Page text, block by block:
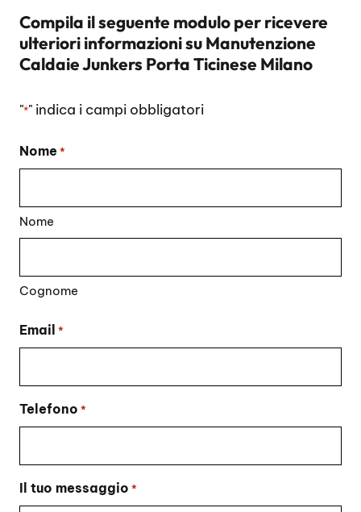
Compila il seguente modulo per ricevere
ulteriori informazioni suManutenzione
Caldaie Junkers Porta Ticinese Milano
"*" indica i campi obbligatori
Nome *
Nome
Cognome
Email *
Telefono *
Il tuo messaggio *